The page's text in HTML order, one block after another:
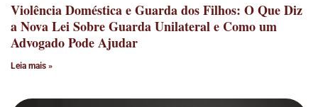
Violência Doméstica e Guarda dos Filhos: O Que Diz
a Nova Lei Sobre Guarda Unilateral e Como um
Advogado Pode Ajudar
Leia mais »